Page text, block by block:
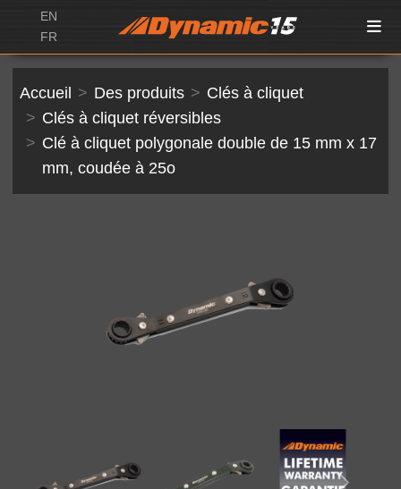
EN
FR
Accueil Des produits
Clés à cliquet
Clés à cliquet réversibles
Clé à cliquet polygonale double de 15 mm x 17
mm, coudée à 25o